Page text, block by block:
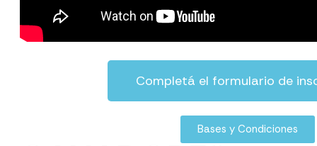
Completá el formulario de
Bases y Condiciones